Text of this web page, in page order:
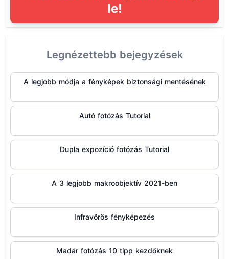
le!
Legnézettebb bejegyzések
A legjobb módja a fényképek biztonsági mentésének
Autó fotózás Tutorial
Dupla expozíció fotózás Tutorial
A 3 legjobb makroobjektív 2021-ben
Infravörös fényképezés
Madár fotózás 10 tipp kezdőknek